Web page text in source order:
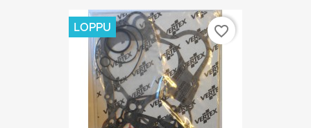
LOPPU favorite_border